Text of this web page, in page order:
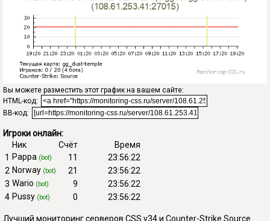
Вы можете разместить этот график на вашем сайте:
HTML-код:
BB-код:
Игроки онлайн:
Ник
Счёт
Время
1 Pappa (bot) 11
23:56:22
2 Norway (bot) 21
23:56:22
3 Wario (bot) 9
23:56:22
4 Pussy (bot) 0 23:56:22
Лучший мониторинг серверов CSS v34 и Counter-Strike Source